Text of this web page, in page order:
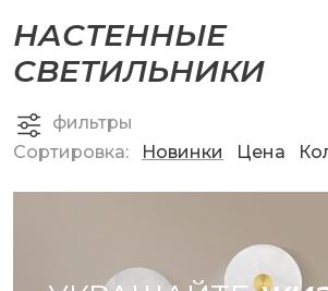
НАСТЕННЫЕ
СВЕТИЛЬНИКИ
фильтры
Сортировка:
Новинки Цена